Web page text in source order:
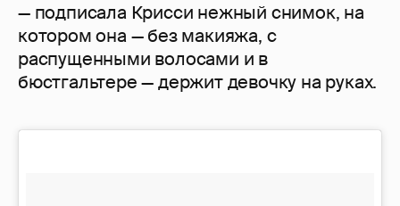
— подписала Крисси нежный снимок, на
котором она — без макияжа, с
распущенными волосами и в
бюстгальтере — держит девочку на руках.